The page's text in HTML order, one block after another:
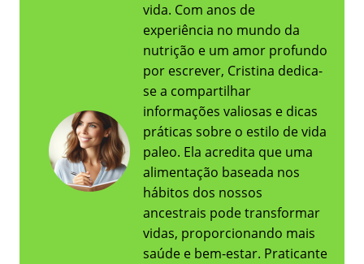
vida. Com anos de
experiência no mundo da
nutrição e um amor profundo
por escrever, Cristina dedica-
se a compartilhar
informações valiosas e dicas
práticas sobre o estilo de vida
paleo. Ela acredita que uma
alimentação baseada nos
hábitos dos nossos
ancestrais pode transformar
vidas, proporcionando mais
saúde e bem-estar. Praticante